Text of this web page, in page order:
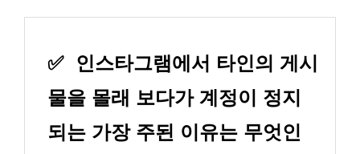
✅
인스타그램에서 타인의 게시
물을 몰래 보다가 계정이 정지
되는 가장 주된 이유는 무엇인